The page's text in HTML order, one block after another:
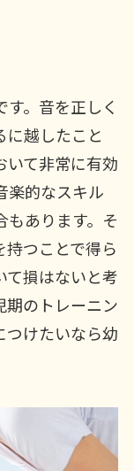
。音を正しく
に越したこと
いて非常に有効
楽的なスキル
もあります。そ
つことで得ら
て損はないと考
期のトレーニン
つけたいなら幼